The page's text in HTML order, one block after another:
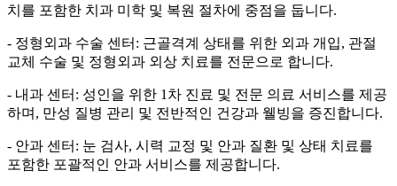
치를 포함한 치과 미학 및 복원 절차에 중점을 둡니다.
- 정형외과 수술 센터: 근골격계 상태를 위한 외과 개입, 관절
교체 수술 및 정형외과 외상 치료를 전문으로 합니다.
- 내과 센터: 성인을 위한 1차 진료 및 전문 의료 서비스를 제공
하며, 만성 질병 관리 및 전반적인 건강과 웰빙을 증진합니다.
- 안과 센터: 눈 검사, 시력 교정 및 안과 질환 및 상태 치료를
포함한 포괄적인 안과 서비스를 제공합니다.